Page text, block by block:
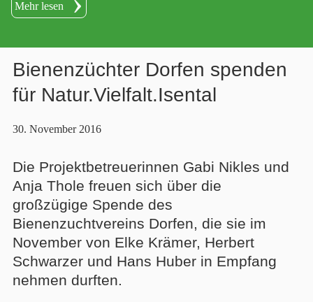
Mehr lesen
Bienenzüchter Dorfen spenden
für Natur.Vielfalt.Isental
30. November 2016
Die Projektbetreuerinnen Gabi Nikles und
Anja Thole freuen sich über die
großzügige Spende des
Bienenzuchtvereins Dorfen, die sie im
November von Elke Krämer, Herbert
Schwarzer und Hans Huber in Empfang
nehmen durften.